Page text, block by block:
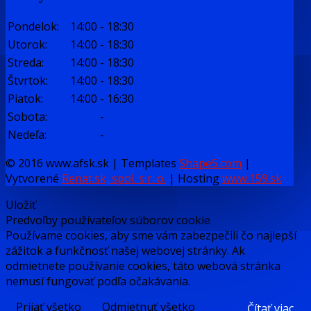
Pondelok: 14:00 - 18:30
Utorok:
14:00 - 18:30
Streda:
14:00 - 18:30
Štvrtok:
14:00 - 18:30
Piatok:
14:00 - 16:30
Sobota:
-
Nedeľa:
-
© 2016 www.afsk.sk | Templates Shape5.com |
Vytvorené Renat.sk, spol. s r. o. | Hostingwww.159.sk
Uložiť
Predvoľby používateľov súborov cookie
Používame cookies, aby sme vám zabezpečili čo najlepší
zážitok a funkčnosť našej webovej stránky. Ak
odmietnete používanie cookies, táto webová stránka
nemusí fungovať podľa očakávania.
Prijať všetko
Odmietnuť všetko Čítať viac